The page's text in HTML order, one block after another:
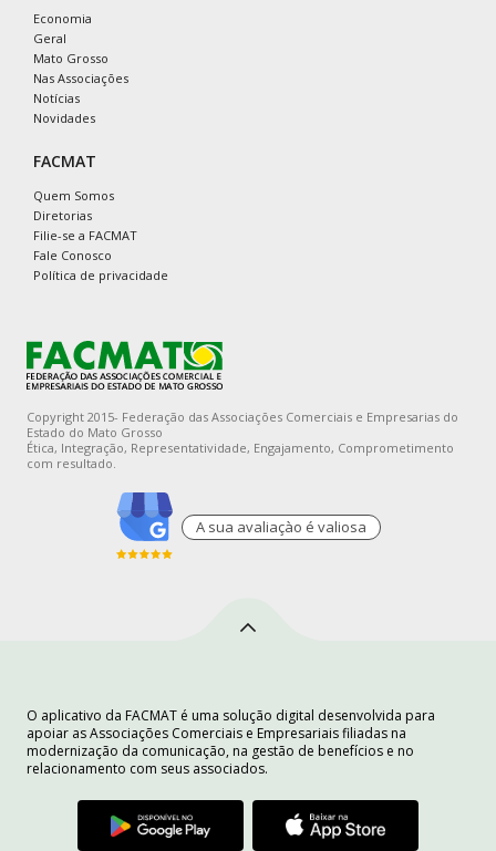
Economia
Geral
Mato Grosso
Nas Associações
Notícias
Novidades
FACMAT
Quem Somos
Diretorias
Filie-se a FACMAT
Fale Conosco
Política de privacidade
Copyright 2015- Federação das Associações Comerciais e Empresarias do
Estado do Mato Grosso
Ética, Integração, Representatividade, Engajamento, Comprometimento
com resultado.
A sua avaliaçào é valiosa
O aplicativo da FACMAT é uma solução digital desenvolvida para
apoiar as Associações Comerciais e Empresariais filiadas na
modernização da comunicação, na gestão de benefícios e no
relacionamento com seus associados.